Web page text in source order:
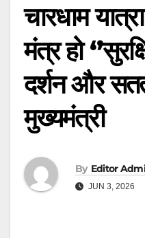
चारधाम
मंत्र हो
दर्शन और
मुख्यमंत्री
By Editor
JUN 3, 2026